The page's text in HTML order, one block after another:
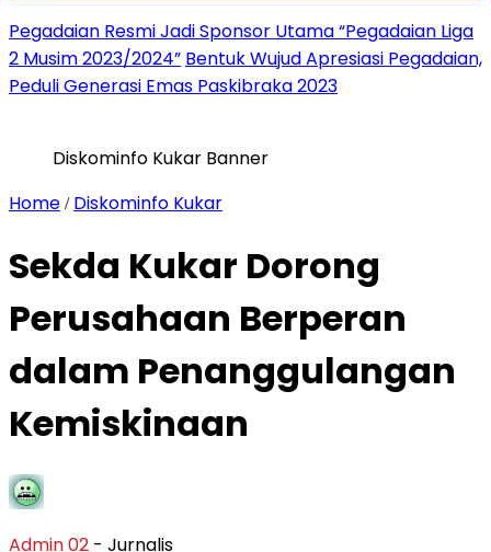
Pegadaian Resmi Jadi Sponsor Utama “Pegadaian Liga
2 Musim 2023/2024” Bentuk Wujud Apresiasi Pegadaian,
Peduli Generasi Emas Paskibraka 2023
Diskominfo Kukar Banner
Home / Diskominfo Kukar
Sekda Kukar Dorong
Perusahaan Berperan
dalam Penanggulangan
Kemiskinaan
Admin 02 - Jurnalis